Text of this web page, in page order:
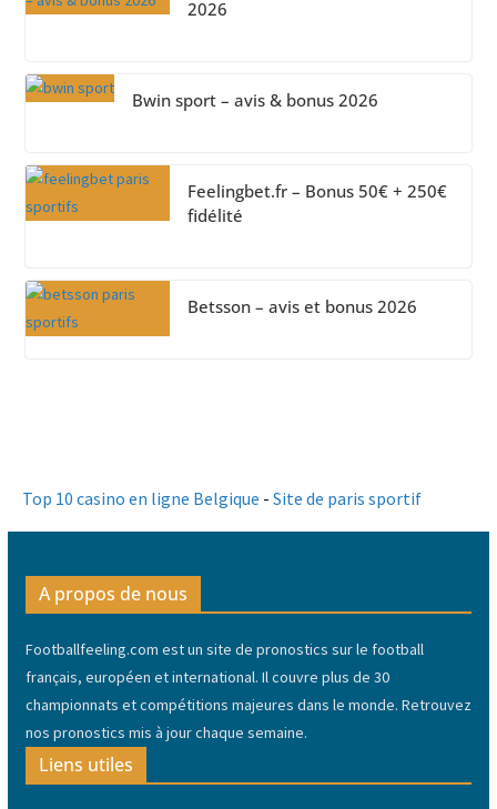
2026
Bwin sport – avis & bonus 2026
Feelingbet.fr – Bonus 50€ + 250€
fidélité
Betsson – avis et bonus 2026
Top 10 casino en ligne Belgique - Site de paris sportif
A propos de nous
Footballfeeling.com est un site de pronostics sur le football
français, européen et international. Il couvre plus de 30
championnats et compétitions majeures dans le monde. Retrouvez
nos pronostics mis à jour chaque semaine.
Liens utiles